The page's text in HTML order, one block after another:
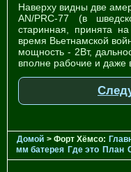
Наверху видны две
AN/PRC-77 (в
старинная, принята
время Вьетнамской
мощность - 2Вт,
вполне рабочие и
Домой > Форт Хёмсо:
мм батерея Где это План